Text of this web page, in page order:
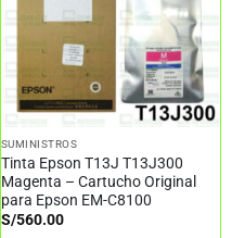
SUMINISTROS
Tinta Epson T13J T13J300
Magenta – Cartucho Original
para Epson EM-C8100
S/560.00